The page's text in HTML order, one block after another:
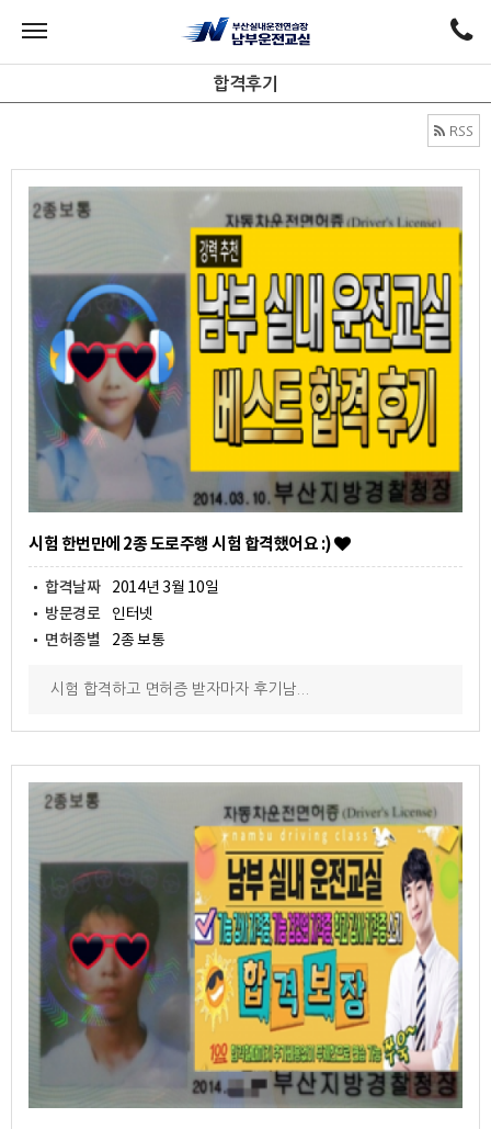
합격후기
RSS
시험 한번만에 2종 도로주행 시험 합격했어요 :)
합격날짜 2014년 3월 10일
방문경로 인터넷
면허종별 2종 보통
시험 합격하고 면허증 받자마자 후기남...